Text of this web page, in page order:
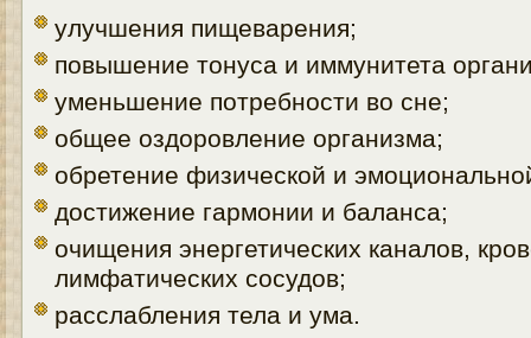
улучшения пищеварения;
повышение тонуса и иммунитета
уменьшение потребности во сне;
общее оздоровление организма;
обретение физической и
достижение гармонии и баланса;
очищения энергетических каналов,
лимфатических сосудов;
расслабления тела и ума.